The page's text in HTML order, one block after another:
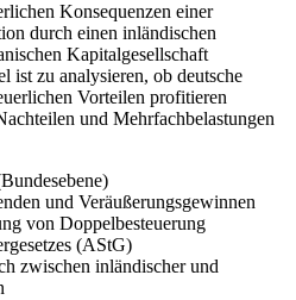
Konsequenzen einer
durch einen inländischen
Kapitalgesellschaft
ist zu analysieren, ob deutsche
Vorteilen profitieren
und Mehrfachbelastungen
und Veräußerungsgewinnen
von Doppelbesteuerung
(AStG)
zwischen inländischer und